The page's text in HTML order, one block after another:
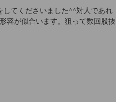
してくださいました^^対人であれ
容が似合います。狙って数回股抜